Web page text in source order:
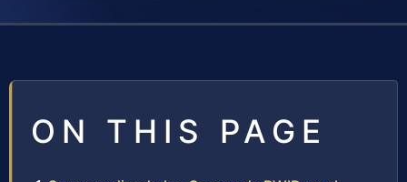
ON THIS PAGE